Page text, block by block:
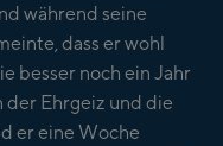
während seine
dass er wohl
besser noch ein Jahr
der Ehrgeiz und die
er eine Woche